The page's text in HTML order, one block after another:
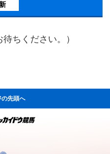
待ちください。）
の先頭へ